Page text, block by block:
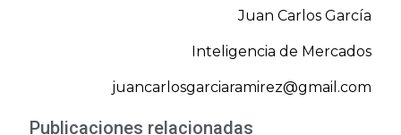
Juan Carlos García
Inteligencia de Mercados
juancarlosgarciaramirez@gmail.com
Publicaciones relacionadas